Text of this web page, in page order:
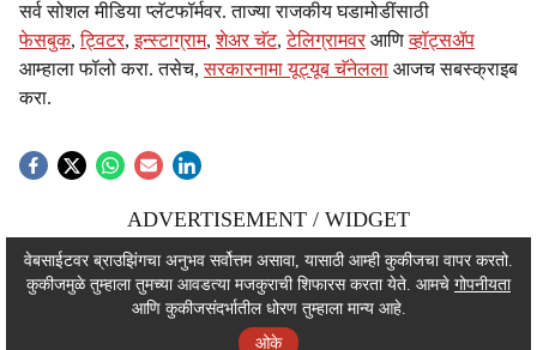
सर्व सोशल मीडिया प्लॅटफॉर्मवर. ताज्या राजकीय घडामोडींसाठी
फेसबुक,ट्विटर,इन्स्टाग्राम,शेअर चॅट,टेलिग्रामवर आणिव्हॉट्सॲप
आम्हाला फॉलो करा. तसेच,सरकारनामा यूट्यूब चॅनेलला आजच सबस्क्राइब
करा.
ADVERTISEMENT / WIDGET
ADVERTISEMENT / WIDGET
ADVERTISEMENT / WIDGET
वेबसाईटवर ब्राउझिंगचा अनुभव सर्वोत्तम असावा, यासाठी आम्ही कुकीजचा वापर करतो.
कुकीजमुळे तुम्हाला तुमच्या आवडत्या मजकुराची शिफारस करता येते. आमचे गोपनीयता
आणि कुकीजसंदर्भातील धोरण तुम्हाला मान्य आहे.
ओके